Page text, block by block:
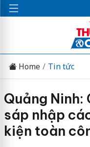
Home Tin tức
Quảng
sáp nhập
kiện toàn